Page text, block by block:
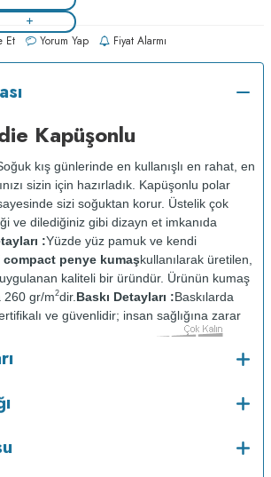
Et Yorum Yap Fiyat Alarmı
Kapüşonlu
kış günlerinde en kullanışlı en rahat, en
sizin için hazırladık. Kapüşonlu polar
sayesinde sizi soğuktan korur. Üstelik çok
ve dilediğiniz gibi dizayn et imkanıda
:Yüzde yüz pamuk ve kendi
compact penye kumaşkullanılarak üretilen,
kaliteli bir üründür. Ürünün kumaş
260 gr/m2dir. Baskı Detayları :Baskılarda
ve güvenlidir; insan sağlığına zarar
:
maksimum 30
ve tersten ütülenir.